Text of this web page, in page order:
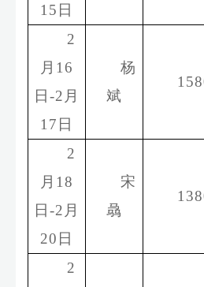
15 日
2
月 16
日 -2 月
17 日
杨
斌
2
月 1 8
日 -2 月
20 日
宋
骉
2